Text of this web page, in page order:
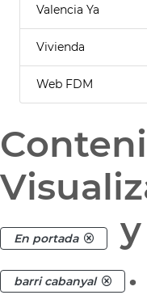
Valencia Ya
Vivienda
Web FDM
En portada
barri cabanyal .